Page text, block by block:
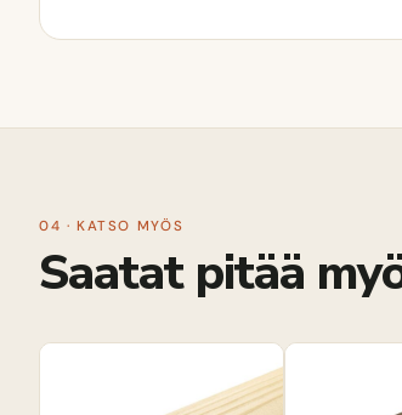
04 · KATSO MYÖS
Saatat pitää